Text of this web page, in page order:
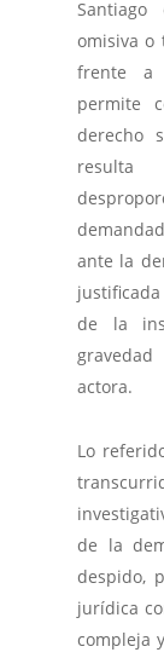
omisiva o
frente a
permite
derecho
resulta
ante la
de la
actora.
Lo
de la
despido,
jurídica
compleja